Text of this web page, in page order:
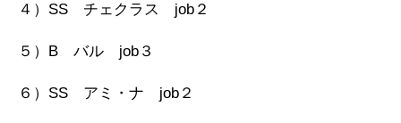
４）SS チェクラス job２
５）B バル job３
６）SS アミ・ナ job２